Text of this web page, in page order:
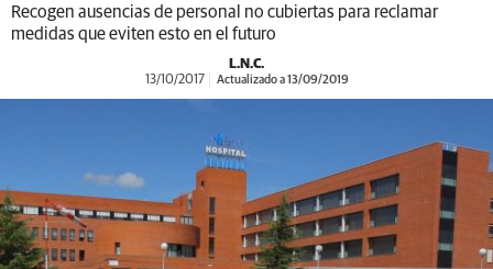
Recogen ausencias de personal no cubiertas para reclamar
medidas que eviten esto en el futuro
L.N.C.
13/10/2017 Actualizado a 13/09/2019